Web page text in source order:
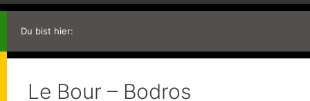
Du bist hier:
Le Bour – Bodros